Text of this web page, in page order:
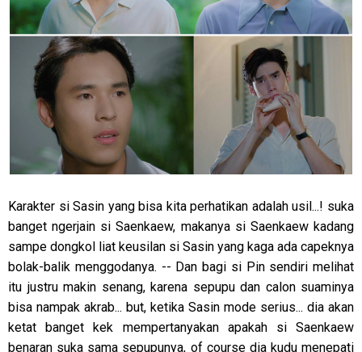
Karakter si Sasin yang bisa kita perhatikan adalah usil...! suka
banget ngerjain si Saenkaew, makanya si Saenkaew kadang
sampe dongkol liat keusilan si Sasin yang kaga ada capeknya
bolak-balik menggodanya. -- Dan bagi si Pin sendiri melihat
itu justru makin senang, karena sepupu dan calon suaminya
bisa nampak akrab... but, ketika Sasin mode serius... dia akan
ketat banget kek mempertanyakan apakah si Saenkaew
benaran suka sama sepupunya, of course dia kudu menepati